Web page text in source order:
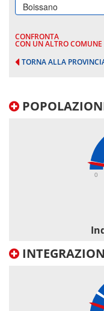
Boissano
CONFRONTA
CON UN ALTRO COMUNE
TORNA ALLA
0